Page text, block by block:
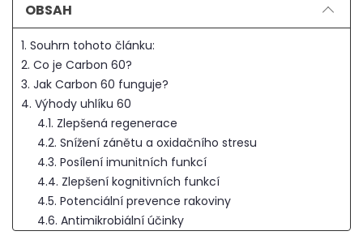
OBSAH
1. Souhrn tohoto článku:
2. Co je Carbon 60?
3. Jak Carbon 60 funguje?
4. Výhody uhlíku 60
4.1. Zlepšená regenerace
4.2. Snížení zánětu a oxidačního stresu
4.3. Posílení imunitních funkcí
4.4. Zlepšení kognitivních funkcí
4.5. Potenciální prevence rakoviny
4.6. Antimikrobiální účinky